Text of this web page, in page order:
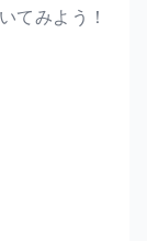
てみよう！